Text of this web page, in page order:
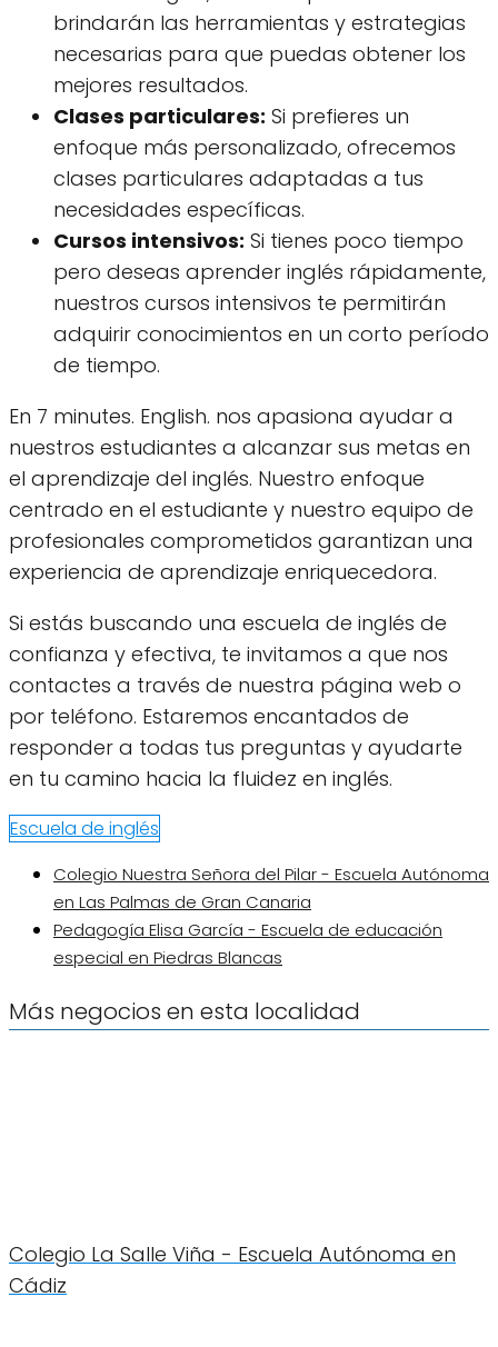
brindarán las herramientas y estrategias
necesarias para que puedas obtener los
mejores resultados.
Clases particulares: Si prefieres un
enfoque más personalizado, ofrecemos
clases particulares adaptadas a tus
necesidades específicas.
Cursos intensivos: Si tienes poco tiempo
pero deseas aprender inglés rápidamente,
nuestros cursos intensivos te permitirán
adquirir conocimientos en un corto período
de tiempo.
En 7 minutes. English. nos apasiona ayudar a
nuestros estudiantes a alcanzar sus metas en
el aprendizaje del inglés. Nuestro enfoque
centrado en el estudiante y nuestro equipo de
profesionales comprometidos garantizan una
experiencia de aprendizaje enriquecedora.
Si estás buscando una escuela de inglés de
confianza y efectiva, te invitamos a que nos
contactes a través de nuestra página web o
por teléfono. Estaremos encantados de
responder a todas tus preguntas y ayudarte
en tu camino hacia la fluidez en inglés.
Escuela de inglés
Colegio Nuestra Señora del Pilar - Escuela Autónoma
en Las Palmas de Gran Canaria
Pedagogía Elisa García - Escuela de educación
especial en Piedras Blancas
Más negocios en esta localidad
Colegio La Salle Viña - Escuela Autónoma en
Cádiz